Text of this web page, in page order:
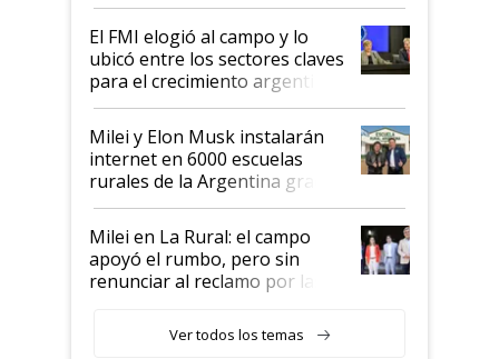
de Milei
El FMI elogió al campo y lo
ubicó entre los sectores claves
para el crecimiento argentino
Milei y Elon Musk instalarán
internet en 6000 escuelas
rurales de la Argentina gracias
a un acuerdo con Starlink
Milei en La Rural: el campo
apoyó el rumbo, pero sin
renunciar al reclamo por las
Ver todos los temas